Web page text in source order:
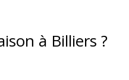
à Billiers ?